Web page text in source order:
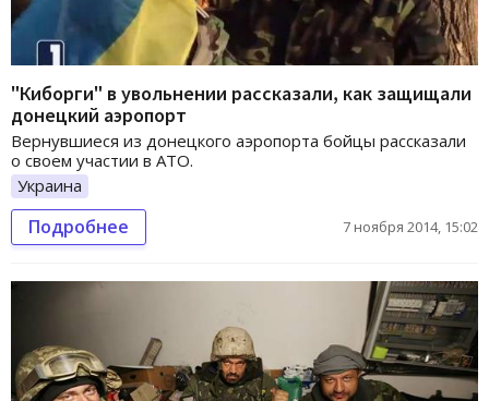
"Киборги" в увольнении рассказали, как защищали
донецкий аэропорт
Вернувшиеся из донецкого аэропорта бойцы рассказали
о своем участии в АТО.
Украина
Подробнее 7 ноября 2014, 15:02